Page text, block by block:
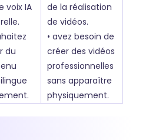
voix IA
du
de la réalisation
de vidéos.
• avez besoin de
créer des vidéos
professionnelles
sans apparaître
physiquement.